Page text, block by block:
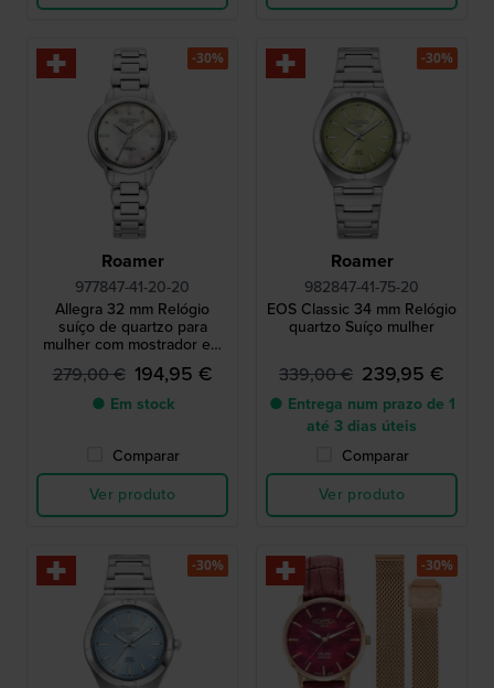
Roamer
977847-41-20-20
Allegra 32 mm Relógio
suíço de quartzo para
mulher com mostrador em
madrepérola
279,00 € 194,95 €
● Em stock
Comparar
Ver produto
-30%
Roamer
982847-41-75-20
EOS Classic 34 mm Relógio
quartzo Suíço mulher
339,00 € 239,95 €
● Entrega num prazo de 1
até 3 dias úteis
Comparar
Ver produto
-30%
-30% -30%